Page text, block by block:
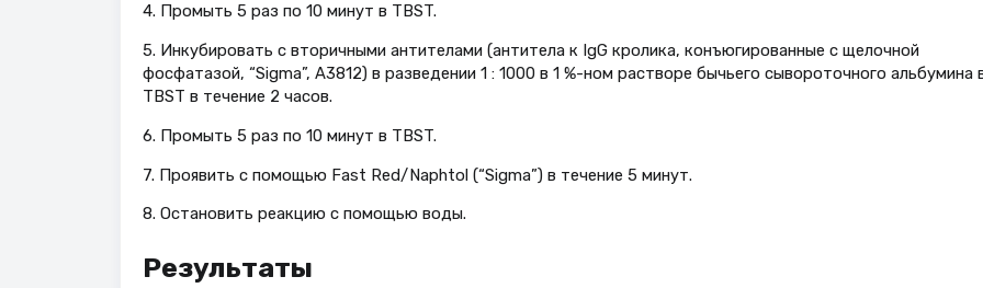
4. Промыть 5 раз по 10 минут в TBST.
5. Инкубировать с вторичными антителами (антитела к IgG кролика, конъюгированные с щелочной
фосфатазой, “Sigma”, A3812) в разведении 1 : 1000 в 1 %-ном растворе бычьего сывороточного альбумина
TBST в течение 2 часов.
6. Промыть 5 раз по 10 минут в TBST.
7. Проявить с помощью Fast Red/Naphtol (“Sigma”) в течение 5 минут.
8. Остановить реакцию с помощью воды.
Результаты